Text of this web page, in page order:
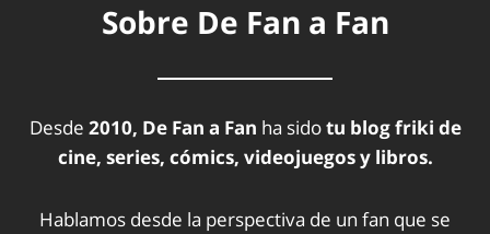
Sobre De Fan a Fan
Desde 2010, De Fan a Fan ha sidotu blog friki de
cine, series, cómics, videojuegos y libros.
Hablamos desde la perspectiva de un fan que se